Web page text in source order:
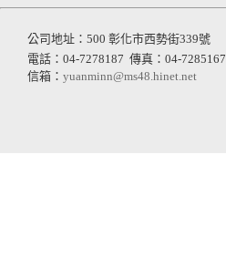
公司地址：500 彰化市西勢街339號
電話：04-7278187 傳真：04-7285167
信箱： yuanminn@ms48.hinet.net